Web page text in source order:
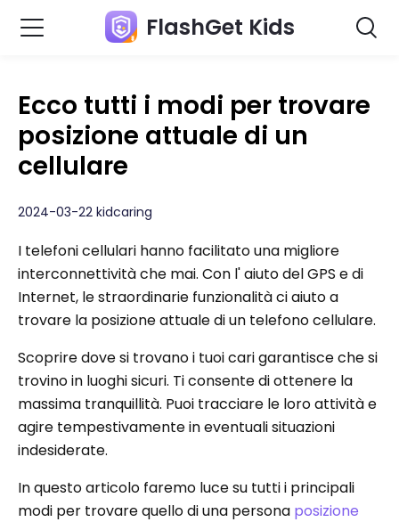
FlashGet Kids
Ecco tutti i modi per trovare
posizione attuale di un
cellulare
2024-03-22 kidcaring
I telefoni cellulari hanno facilitato una migliore
interconnettività che mai. Con l' aiuto del GPS e di
Internet, le straordinarie funzionalità ci aiuto a
trovare la posizione attuale di un telefono cellulare.
Scoprire dove si trovano i tuoi cari garantisce che si
trovino in luoghi sicuri. Ti consente di ottenere la
massima tranquillità. Puoi tracciare le loro attività e
agire tempestivamente in eventuali situazioni
indesiderate.
In questo articolo faremo luce su tutti i principali
modi per trovare quello di una persona posizione